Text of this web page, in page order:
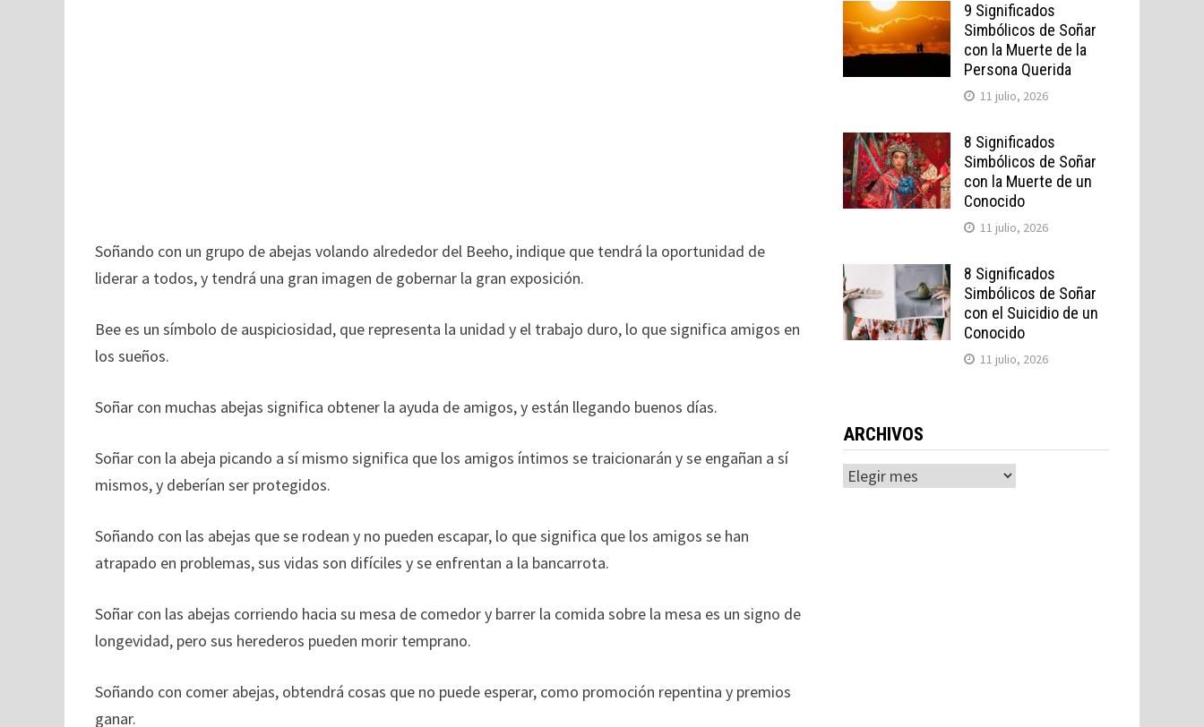
Soñando con un grupo de abejas volando alrededor del Beeho, indique que tendrá la oportunidad de
liderar a todos, y tendrá una gran imagen de gobernar la gran exposición.
Bee es un símbolo de auspiciosidad, que representa la unidad y el trabajo duro, lo que significa amigos en
los sueños.
Soñar con muchas abejas significa obtener la ayuda de amigos, y están llegando buenos días.
Soñar con la abeja picando a sí mismo significa que los amigos íntimos se traicionarán y se engañan a sí
mismos, y deberían ser protegidos.
Soñando con las abejas que se rodean y no pueden escapar, lo que significa que los amigos se han
atrapado en problemas, sus vidas son difíciles y se enfrentan a la bancarrota.
Soñar con las abejas corriendo hacia su mesa de comedor y barrer la comida sobre la mesa es un signo de
longevidad, pero sus herederos pueden morir temprano.
Soñando con comer abejas, obtendrá cosas que no puede esperar, como promoción repentina y premios
ganar.
9 Significados
Simbólicos de Soñar
con la Muerte de la
Persona Querida
11 julio, 2026
8 Significados
Simbólicos de Soñar
con la Muerte de un
Conocido
11 julio, 2026
8 Significados
Simbólicos de Soñar
con el Suicidio de un
Conocido
11 julio, 2026
ARCHIVOS
Archivos